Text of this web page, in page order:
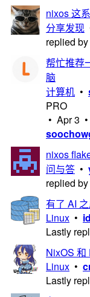
nixos 这
分享发现
replied by
帮忙推荐
脑
计算机 •
PRO
• Apr 3
nixos
问与答 •
replied by
有了 AI
Linux •
Lastly
NixOS 和
Linux •
Lastly